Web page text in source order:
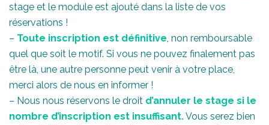
stage et le module est ajouté dans la liste de vos
réservations !
– Toute inscription est définitive , non remboursable
quel que soit le motif. Si vous ne pouvez finalement pas
être là, une autre personne peut venir à votre place,
merci alors de nous en informer !
– Nous nous réservons le droit d’annuler le stage si le
nombre d’inscription est insuffisant.Vous serez bien